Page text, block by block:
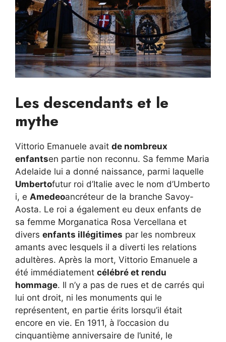
Les descendants et le
mythe
Vittorio Emanuele avait de nombreux
enfantsen partie non reconnu. Sa femme Maria
Adelaide lui a donné naissance, parmi laquelle
Umbertofutur roi d’Italie avec le nom d’Umberto
i, e Amedeoancréteur de la branche Savoy-
Aosta. Le roi a également eu deux enfants de
sa femme Morganatica Rosa Vercellana et
divers enfants illégitimes par les nombreux
amants avec lesquels il a diverti les relations
adultères. Après la mort, Vittorio Emanuele a
été immédiatement célébré et rendu
hommage. Il n’y a pas de rues et de carrés qui
lui ont droit, ni les monuments qui le
représentent, en partie érits lorsqu’il était
encore en vie. En 1911, à l’occasion du
cinquantième anniversaire de l’unité, le